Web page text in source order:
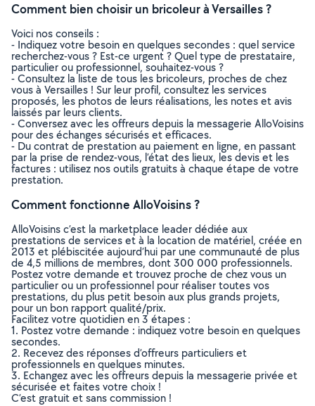
Comment bien choisir un bricoleur à Versailles ?
Voici nos conseils :
- Indiquez votre besoin en quelques secondes : quel service
recherchez-vous ? Est-ce urgent ? Quel type de prestataire,
particulier ou professionnel, souhaitez-vous ?
- Consultez la liste de tous les bricoleurs, proches de chez
vous à Versailles ! Sur leur profil, consultez les services
proposés, les photos de leurs réalisations, les notes et avis
laissés par leurs clients.
- Conversez avec les offreurs depuis la messagerie AlloVoisins
pour des échanges sécurisés et efficaces.
- Du contrat de prestation au paiement en ligne, en passant
par la prise de rendez-vous, l’état des lieux, les devis et les
factures : utilisez nos outils gratuits à chaque étape de votre
prestation.
Comment fonctionne AlloVoisins ?
AlloVoisins c’est la marketplace leader dédiée aux
prestations de services et à la location de matériel, créée en
2013 et plébiscitée aujourd’hui par une communauté de plus
de 4,5 millions de membres, dont 300 000 professionnels.
Postez votre demande et trouvez proche de chez vous un
particulier ou un professionnel pour réaliser toutes vos
prestations, du plus petit besoin aux plus grands projets,
pour un bon rapport qualité/prix.
Facilitez votre quotidien en 3 étapes :
1. Postez votre demande : indiquez votre besoin en quelques
secondes.
2. Recevez des réponses d’offreurs particuliers et
professionnels en quelques minutes.
3. Echangez avec les offreurs depuis la messagerie privée et
sécurisée et faites votre choix !
C’est gratuit et sans commission !